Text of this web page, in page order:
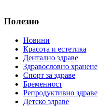
Полезно
Новини
Красота и естетика
Дентално здраве
Здравословно хранене
Спорт за здраве
Бременност
Репродуктивно здраве
Детско здраве